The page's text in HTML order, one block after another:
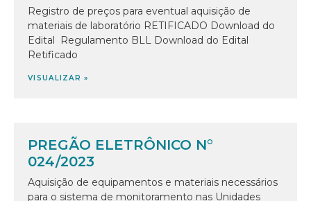
Registro de preços para eventual aquisição de
materiais de laboratório RETIFICADO Download do
Edital ㅤㅤ Regulamento BLL Download do Edital
Retificado ㅤㅤ
VISUALIZAR »
PREGÃO ELETRÔNICO N°
024/2023
Aquisição de equipamentos e materiais necessários
para o sistema de monitoramento nas Unidades